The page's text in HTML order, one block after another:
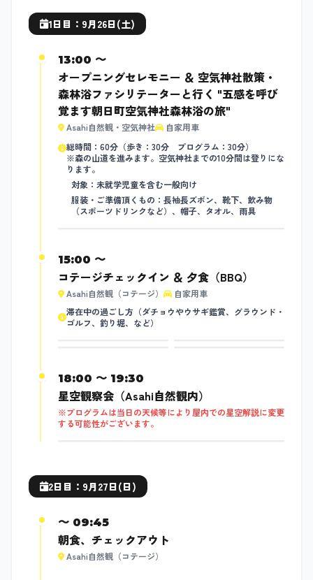
1日目：9月26日(土)
13:00 〜
オープニングセレモニー ＆ 空気神社散策・
森林浴ファシリテーターと行く "五感を呼び
覚ます朝日町空気神社森林浴の旅"
Asahi自然観・空気神社
自家用車
総時間：60分（歩き：30分 プログラム：30分）
※森の山道を進みます。空気神社までの10分間は登りにな
ります。
対象：未就学児童を含む一般向け
服装・ご準備頂くもの：長袖長ズボン、靴下、飲み物
（スポーツドリンクなど）、帽子、タオル、雨具
15:00 〜
コテージチェックイン ＆ 夕食（BBQ）
Asahi自然観（コテージ）
自家用車
滞在中の過ごし方（ダチョウやウサギ鑑賞、グラウンド・
ゴルフ、釣り堀、など）
18:00 〜 19:30
星空観察会（Asahi自然観内）
※プログラムは当日の天候等により屋内での星空解説に変更
する可能性がございます。
2日目：9月27日(日)
〜 09:45
朝食、チェックアウト
Asahi自然観（コテージ）